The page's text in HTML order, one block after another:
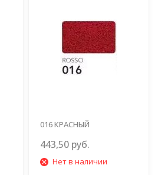
016 КРАСНЫЙ
443,50 руб.
Нет в наличии